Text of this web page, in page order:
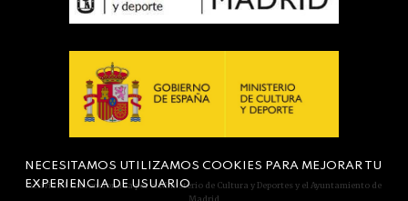
Actividad subvencionada por el Ministerio de Cultura y Deportes y el Ayuntamiento de
NECESITAMOS UTILIZAMOS COOKIES PARA MEJORAR TU
EXPERIENCIA DE USUARIO